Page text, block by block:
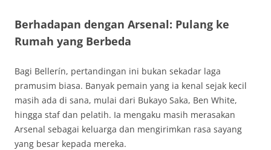
Berhadapan dengan Arsenal: Pulang ke
Rumah yang Berbeda
Bagi Bellerín, pertandingan ini bukan sekadar laga
pramusim biasa. Banyak pemain yang ia kenal sejak kecil
masih ada di sana, mulai dari Bukayo Saka, Ben White,
hingga staf dan pelatih. Ia mengaku masih merasakan
Arsenal sebagai keluarga dan mengirimkan rasa sayang
yang besar kepada mereka.